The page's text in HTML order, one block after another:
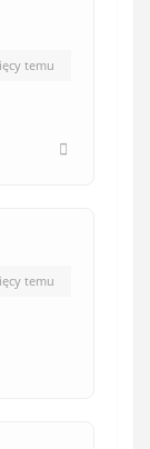
temu
temu